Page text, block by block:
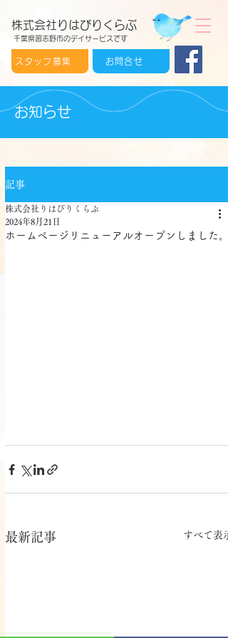
株式会社りはびりくらぶ
千葉県習志野市のデイサービスです
スタッフ募集 お問合せ
お知らせ
記事
ホームページリニューアルオープンしました。
株式会社りはびりくらぶ
2024年8月21日
最新記事 すべて表示